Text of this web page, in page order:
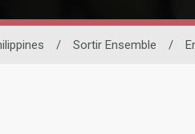
/ Sortir Ensemble /